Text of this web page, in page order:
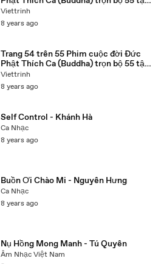
lồng tiếng
Viettrinh
8 years ago
Trang 54 trên 55 Phim cuộc đời Đức
Phật Thích Ca (Buddha) trọn bộ 55 tập
lồng tiếng
Viettrinh
8 years ago
Self Control - Khánh Hà
Ca Nhạc
8 years ago
Buồn Ơi Chào Mi - Nguyên Hưng
Ca Nhạc
8 years ago
Nụ Hồng Mong Manh - Tú Quyên
Âm Nhạc Việt Nam